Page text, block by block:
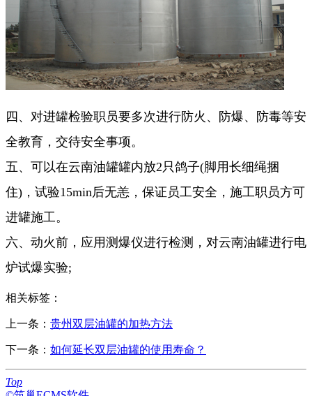
四、对进罐检验职员要多次进行防火、防爆、防毒等安
全教育，交待安全事项。
五、可以在云南油罐罐内放2只鸽子(脚用长细绳捆
住)，试验15min后无恙，保证员工安全，施工职员方可
进罐施工。
六、动火前，应用测爆仪进行检测，对云南油罐进行电
炉试爆实验;
相关标签：
上一条： 贵州双层油罐的加热方法
下一条： 如何延长双层油罐的使用寿命？
Top